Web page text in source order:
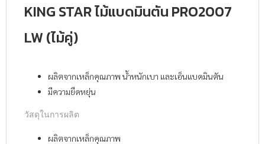
KING STAR ไม้แบดมินตัน PRO2007
LW (ไม้คู่)
ผลิตจากเหล็กคุณภาพ น้ำหนักเบา และเอ็นแบดมินตัน
มีความยืดหยุ่น
วัสดุในการผลิต
ผลิตจากเหล็กคุณภาพ